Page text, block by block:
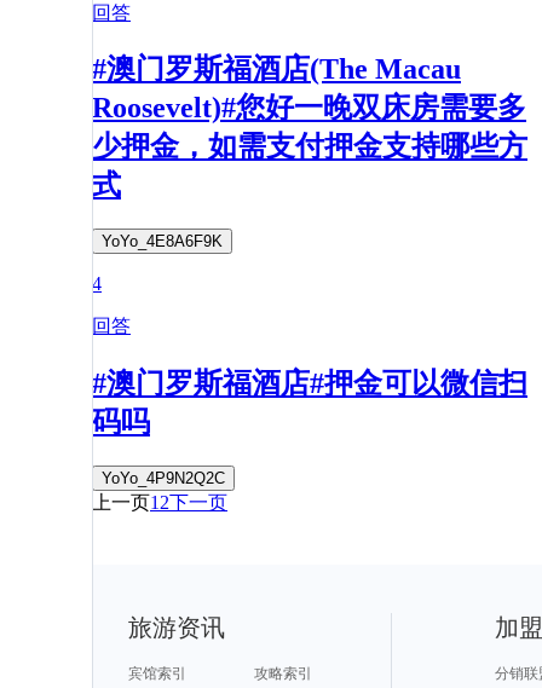
回答
#澳门罗斯福酒店(The Macau
Roosevelt)#您好一晚双床房需要多
少押金，如需支付押金支持哪些方
式
YoYo_4E8A6F9K
4
回答
#澳门罗斯福酒店#押金可以微信扫
码吗
YoYo_4P9N2Q2C
上一页1 2下一页
旅游资讯
宾馆索引
攻略索引
加
分销联